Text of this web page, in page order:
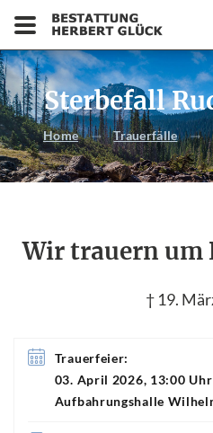
Sterbefall
Home Trauerfälle
Wir trauern um
† 19.
Trauerfeier:
03. April 2026, 13:00 Uhr
Aufbahrungshalle